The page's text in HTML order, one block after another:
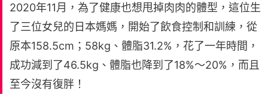
2020年11月，為了健康也想甩掉肉肉的體型，這位生
了三位女兒的日本媽媽，開始了飲食控制和訓練，從
原本158.5cm；58kg、體脂31.2%，花了一年時間，
成功減到了46.5kg、體脂也降到了18%～20%，而且
至今沒有復胖！